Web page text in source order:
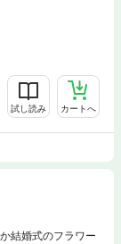
試し読み カートへ
結婚式のフラワー